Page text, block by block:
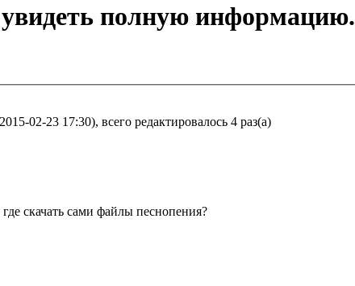
полную информацию.
02-23 17:30), всего редактировалось 4 раз(а)
скачать сами файлы песнопения?